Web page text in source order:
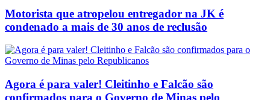
Motorista que atropelou entregador na JK é
condenado a mais de 30 anos de reclusão
Agora é para valer! Cleitinho e Falcão são
confirmados para o Governo de Minas pelo